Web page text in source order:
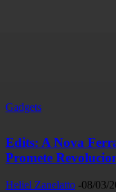
Gadgets
Edits: A Nova
Promete
Heliel Zanelatto -08/03/